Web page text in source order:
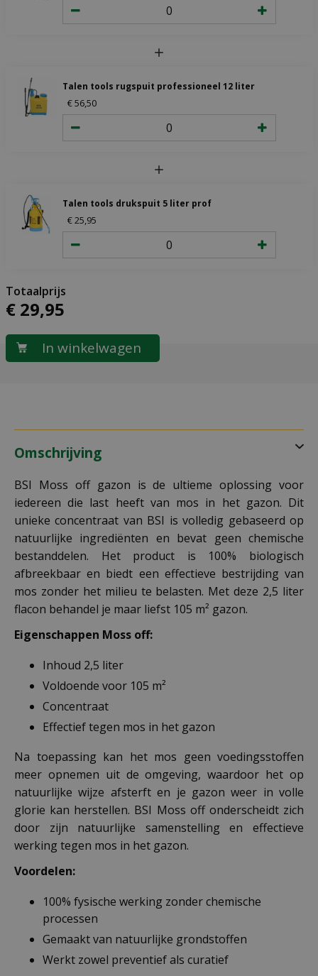
Talen tools rugspuit professioneel 12 liter
€5650
Talen tools drukspuit 5 liter prof
€ 25 95
€ 29,95
Omschrijving
BSI Moss off gazon is de ultieme oplossing voor
iedereen die last heeft van mos in het gazon. Dit
unieke concentraat van BSI is volledig gebaseerd op
natuurlijke ingrediënten en bevat geen chemische
bestanddelen. Het product is 100% biologisch
afbreekbaar en biedt een effectieve bestrijding van
mos zonder het milieu te belasten. Met deze 2,5 liter
flacon behandel je maar liefst 105 m² gazon.
Eigenschappen Moss off:
Inhoud 2,5 liter
Voldoende voor 105 m²
Concentraat
Effectief tegen mos in het gazon
Na toepassing kan het mos geen voedingsstoffen
meer opnemen uit de omgeving, waardoor het op
natuurlijke wijze afsterft en je gazon weer in volle
glorie kan herstellen. BSI Moss off onderscheidt zich
door zijn natuurlijke samenstelling en effectieve
werking tegen mos in het gazon.
Voordelen:
100% fysische werking zonder chemische
processen
Gemaakt van natuurlijke grondstoffen
Werkt zowel preventief als curatief